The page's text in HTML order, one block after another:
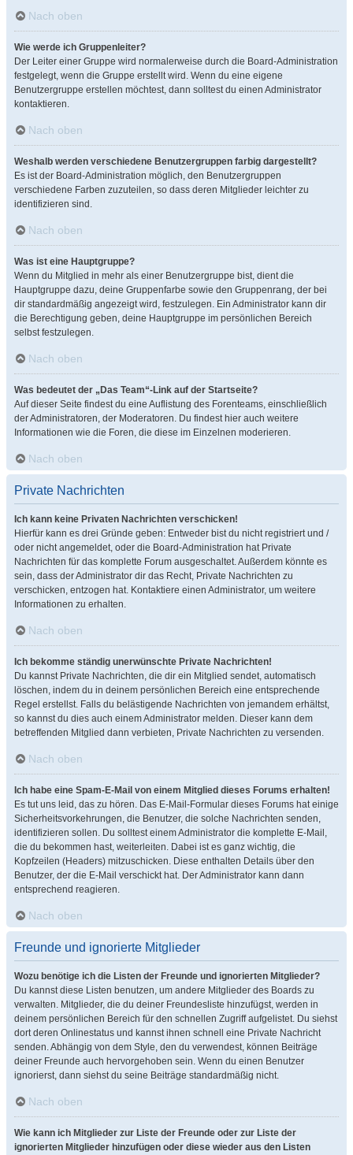
Nach oben
Wie werde ich Gruppenleiter?
Der Leiter einer Gruppe wird normalerweise durch die Board-Administration
festgelegt, wenn die Gruppe erstellt wird. Wenn du eine eigene
Benutzergruppe erstellen möchtest, dann solltest du einen Administrator
kontaktieren.
Nach oben
Weshalb werden verschiedene Benutzergruppen farbig dargestellt?
Es ist der Board-Administration möglich, den Benutzergruppen
verschiedene Farben zuzuteilen, so dass deren Mitglieder leichter zu
identifizieren sind.
Nach oben
Was ist eine Hauptgruppe?
Wenn du Mitglied in mehr als einer Benutzergruppe bist, dient die
Hauptgruppe dazu, deine Gruppenfarbe sowie den Gruppenrang, der bei
dir standardmäßig angezeigt wird, festzulegen. Ein Administrator kann dir
die Berechtigung geben, deine Hauptgruppe im persönlichen Bereich
selbst festzulegen.
Nach oben
Was bedeutet der „Das Team“-Link auf der Startseite?
Auf dieser Seite findest du eine Auflistung des Forenteams, einschließlich
der Administratoren, der Moderatoren. Du findest hier auch weitere
Informationen wie die Foren, die diese im Einzelnen moderieren.
Nach oben
Private Nachrichten
Ich kann keine Privaten Nachrichten verschicken!
Hierfür kann es drei Gründe geben: Entweder bist du nicht registriert und /
oder nicht angemeldet, oder die Board-Administration hat Private
Nachrichten für das komplette Forum ausgeschaltet. Außerdem könnte es
sein, dass der Administrator dir das Recht, Private Nachrichten zu
verschicken, entzogen hat. Kontaktiere einen Administrator, um weitere
Informationen zu erhalten.
Nach oben
Ich bekomme ständig unerwünschte Private Nachrichten!
Du kannst Private Nachrichten, die dir ein Mitglied sendet, automatisch
löschen, indem du in deinem persönlichen Bereich eine entsprechende
Regel erstellst. Falls du belästigende Nachrichten von jemandem erhältst,
so kannst du dies auch einem Administrator melden. Dieser kann dem
betreffenden Mitglied dann verbieten, Private Nachrichten zu versenden.
Nach oben
Ich habe eine Spam-E-Mail von einem Mitglied dieses Forums erhalten!
Es tut uns leid, das zu hören. Das E-Mail-Formular dieses Forums hat einige
Sicherheitsvorkehrungen, die Benutzer, die solche Nachrichten senden,
identifizieren sollen. Du solltest einem Administrator die komplette E-Mail,
die du bekommen hast, weiterleiten. Dabei ist es ganz wichtig, die
Kopfzeilen (Headers) mitzuschicken. Diese enthalten Details über den
Benutzer, der die E-Mail verschickt hat. Der Administrator kann dann
entsprechend reagieren.
Nach oben
Freunde und ignorierte Mitglieder
Wozu benötige ich die Listen der Freunde und ignorierten Mitglieder?
Du kannst diese Listen benutzen, um andere Mitglieder des Boards zu
verwalten. Mitglieder, die du deiner Freundesliste hinzufügst, werden in
deinem persönlichen Bereich für den schnellen Zugriff aufgelistet. Du siehst
dort deren Onlinestatus und kannst ihnen schnell eine Private Nachricht
senden. Abhängig von dem Style, den du verwendest, können Beiträge
deiner Freunde auch hervorgehoben sein. Wenn du einen Benutzer
ignorierst, dann siehst du seine Beiträge standardmäßig nicht.
Nach oben
Wie kann ich Mitglieder zur Liste der Freunde oder zur Liste der
ignorierten Mitglieder hinzufügen oder diese wieder aus den Listen